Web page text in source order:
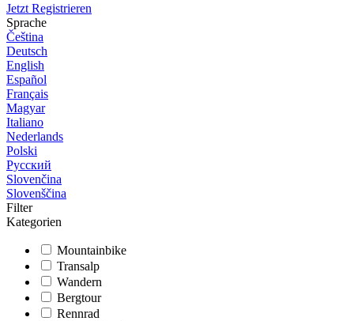
Jetzt Registrieren
Sprache
Čeština
Deutsch
English
Español
Français
Magyar
Italiano
Nederlands
Polski
Русский
Slovenčina
Slovenščina
Filter
Kategorien
Mountainbike
Transalp
Wandern
Bergtour
Rennrad